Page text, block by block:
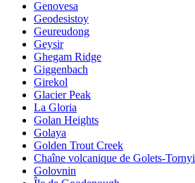
Genovesa
Geodesistoy
Geureudong
Geysir
Ghegam Ridge
Giggenbach
Girekol
Glacier Peak
La Gloria
Golan Heights
Golaya
Golden Trout Creek
Chaîne volcanique de Golets-Tornyi
Golovnin